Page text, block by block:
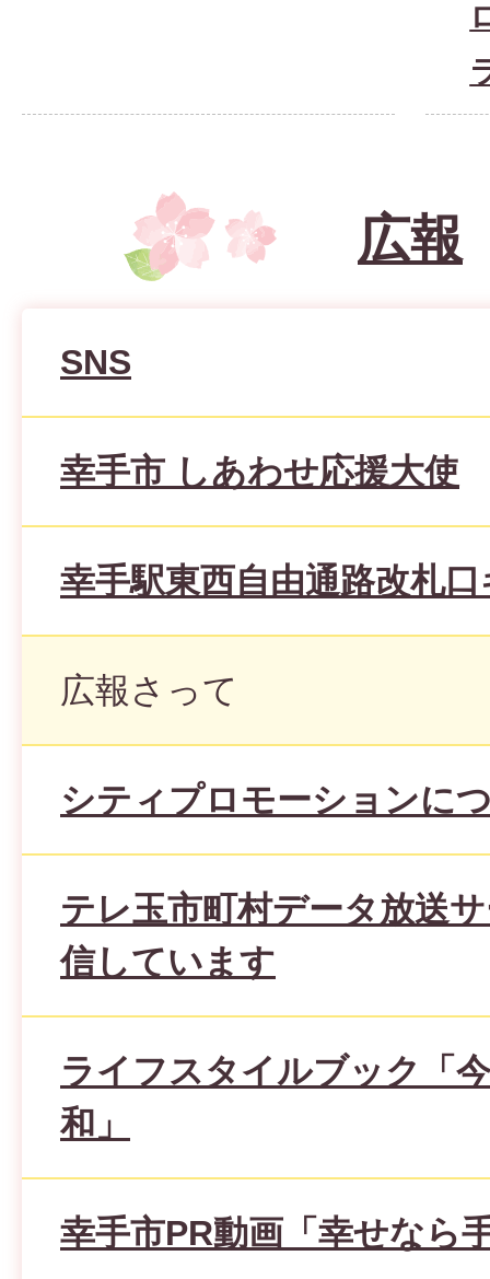
広報
SNS
幸手市 しあわせ応援大使
幸手駅東西自由通路改札
広報さって
シティプロモーションに
テレ玉市町村データ放送
信しています
ライフスタイルブック「
和」
幸手市PR動画「幸せなら